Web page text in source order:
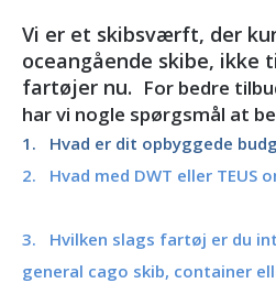
Vi er et skibsværft, der
oceangående skibe, ikke
fartøjer nu. For bedre
har vi nogle spørgsmål at
1. Hvad er dit opbyggede
2. Hvad med DWT eller TEUS
3. Hvilken slags fartøj er du
general cago skib, container